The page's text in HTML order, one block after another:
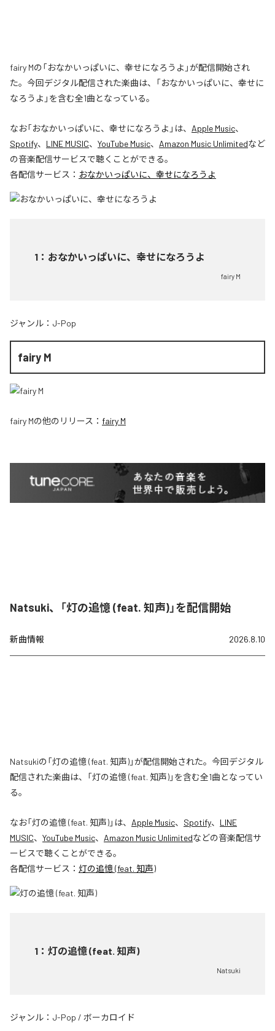
fairy Mの「おなかいっぱいに、幸せになろうよ」が配信開始され
た。今回デジタル配信された楽曲は、「おなかいっぱいに、幸せに
なろうよ」を含む全1曲となっている。
なお「おなかいっぱいに、幸せになろうよ 」は、 Apple Music、
Spotify、 LINE MUSIC、 YouTube Music、 Amazon Music Unlimitedなど
の音楽配信サービスで聴くことができる。
各配信サービス： おなかいっぱいに、幸せになろうよ
1 ： おなかいっぱいに、幸せになろうよ
fairy M
ジャンル： J-Pop
fairy M
fairy Mの他のリリース： fairy M
Natsuki、「灯の追憶 (feat. 知声)」を配信開始
新曲情報 2026.8.10
Natsukiの「灯の追憶 (feat. 知声)」が配信開始された。今回デジタル
配信された楽曲は、「灯の追憶 (feat. 知声)」を含む全1曲となってい
る。
なお「灯の追憶 (feat. 知声)」は、 Apple Music、 Spotify、 LINE
MUSIC、 YouTube Music、 Amazon Music Unlimitedなどの音楽配信サ
ービスで聴くことができる。
各配信サービス： 灯の追憶 (feat. 知声)
1 ： 灯の追憶 (feat. 知声)
Natsuki
ジャンル： J-Pop / ボーカロイド